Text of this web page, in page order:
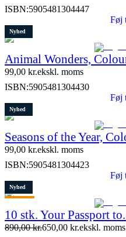
ISBN:5905481304447
Føj
Nyhed
Animal Wonders,
99,00 kr.ekskl. moms
ISBN:5905481304430
Føj
Nyhed
Seasons of the Year,
99,00 kr.ekskl. moms
ISBN:5905481304423
Føj
Nyhed
Restparti
9 stk. tilbage
10 stk. Your Passport
890,00kr.650,00 kr.ekskl. moms